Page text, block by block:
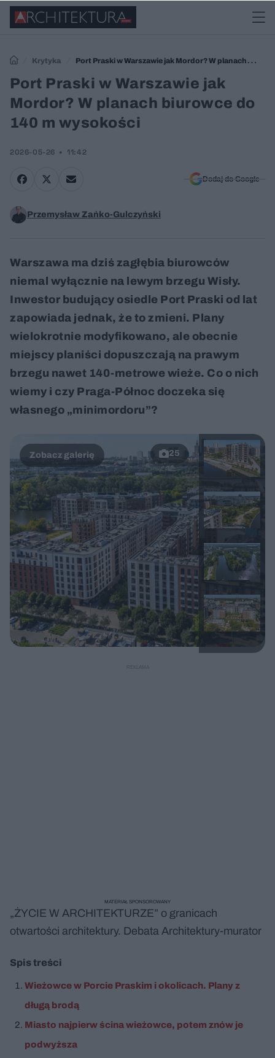
Krytyka
Port Praski w Warszawie jak Mordor? W planach
biurowce do 140 m wysokości
Port Praski w Warszawie jak
Mordor? W planach biurowce do
140 m wysokości
2026-05-26 11:42
Dodaj do Google
Przemysław Zańko-Gulczyński
Warszawa ma dziś zagłębia biurowców
niemal wyłącznie na lewym brzegu Wisły.
Inwestor budujący osiedle Port Praski od lat
zapowiada jednak, że to zmieni. Plany
wielokrotnie modyfikowano, ale obecnie
miejscy planiści dopuszczają na prawym
brzegu nawet 140-metrowe wieże. Co o nich
wiemy i czy Praga-Północ doczeka się
własnego „minimordoru”?
25
„ŻYCIE W ARCHITEKTURZE” o granicach
otwartości architektury. Debata Architektury-murator
MATERIAŁ SPONSOROWANY
Spis treści
Wieżowce w Porcie Praskim i okolicach. Plany z
długą brodą
Miasto najpierw ścina wieżowce, potem znów je
podwyższa